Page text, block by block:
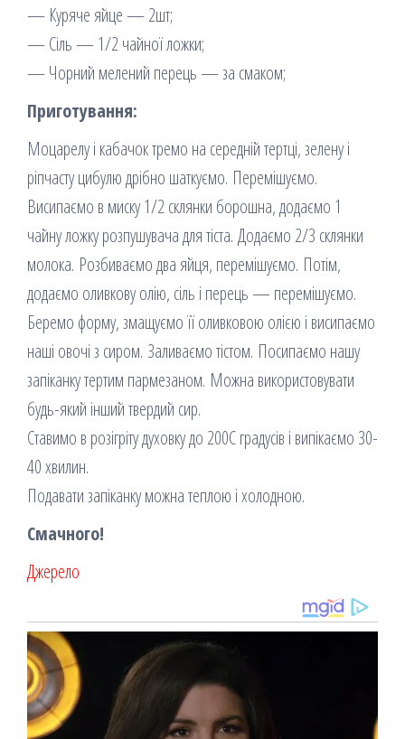
— Куряче яйце — 2шт;
— Сіль — 1/2 чайної ложки;
— Чорний мелений перець — за смаком;
Приготування:
Моцарелу і кабачок тремо на середній тертці, зелену і
ріпчасту цибулю дрібно шаткуємо. Перемішуємо.
Висипаємо в миску 1/2 склянки борошна, додаємо 1
чайну ложку розпушувача для тіста. Додаємо 2/3 склянки
молока. Розбиваємо два яйця, перемішуємо. Потім,
додаємо оливкову олію, сіль і перець — перемішуємо.
Беремо форму, змащуємо її оливковою олією і висипаємо
наші овочі з сиром. Заливаємо тістом. Посипаємо нашу
запіканку тертим пармезаном. Можна використовувати
будь-який інший твердий сир.
Ставимо в розігріту духовку до 200С градусів і випікаємо 30-
40 хвилин.
Подавати запіканку можна теплою і холодною.
Смачного!
Джерело